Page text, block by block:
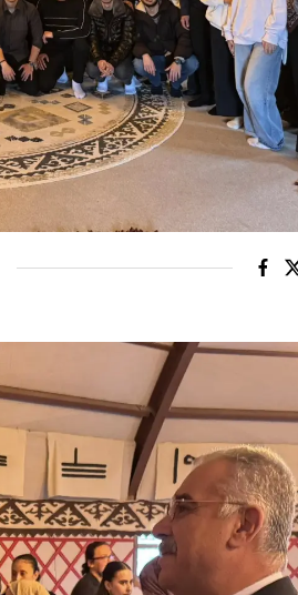
Rize
Sakarya
Samsun
Siirt
Sinop
Sivas
Tunceli
Şanlıurfa
Uşak
Van